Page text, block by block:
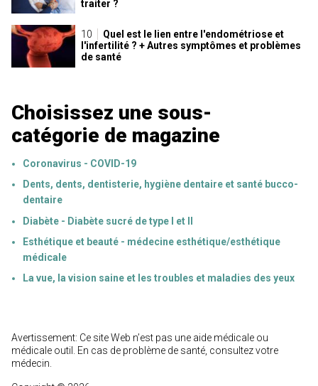
traiter ?
Quel est le lien entre l'endométriose et
l'infertilité ? + Autres symptômes et problèmes
de santé
Choisissez une sous-
catégorie de magazine
Coronavirus - COVID-19
Dents, dents, dentisterie, hygiène dentaire et santé bucco-
dentaire
Diabète - Diabète sucré de type I et II
Esthétique et beauté - médecine esthétique/esthétique
médicale
La vue, la vision saine et les troubles et maladies des yeux
Avertissement: Ce site Web n’est pas une aide médicale ou
médicale outil. En cas de problème de santé, consultez votre
médecin.